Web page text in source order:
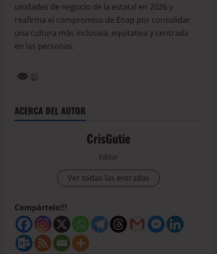
unidades de negocio de la estatal en 2026 y
reafirma el compromiso de Enap por consolidar
una cultura más inclusiva, equitativa y centrada
en las personas.
ACERCA DEL AUTOR
CrisGutie
Editor
Ver todas las entradas
Compártelo!!!